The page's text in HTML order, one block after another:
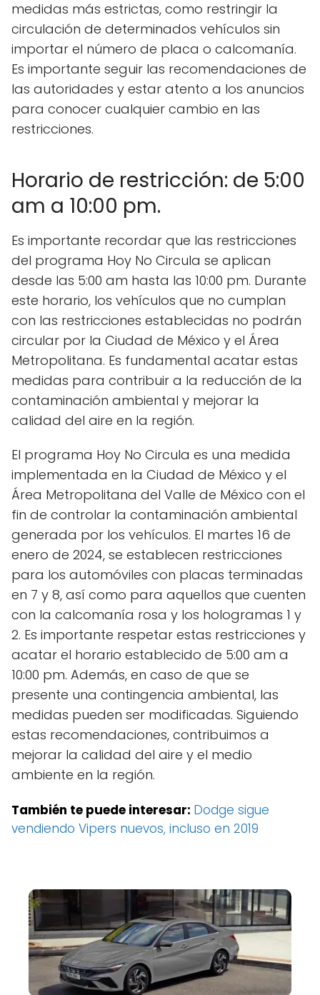
medidas más estrictas, como restringir la
circulación de determinados vehículos sin
importar el número de placa o calcomanía.
Es importante seguir las recomendaciones de
las autoridades y estar atento a los anuncios
para conocer cualquier cambio en las
restricciones.
Horario de restricción: de 5:00
am a 10:00 pm.
Es importante recordar que las restricciones
del programa Hoy No Circula se aplican
desde las 5:00 am hasta las 10:00 pm. Durante
este horario, los vehículos que no cumplan
con las restricciones establecidas no podrán
circular por la Ciudad de México y el Área
Metropolitana. Es fundamental acatar estas
medidas para contribuir a la reducción de la
contaminación ambiental y mejorar la
calidad del aire en la región.
El programa Hoy No Circula es una medida
implementada en la Ciudad de México y el
Área Metropolitana del Valle de México con el
fin de controlar la contaminación ambiental
generada por los vehículos. El martes 16 de
enero de 2024, se establecen restricciones
para los automóviles con placas terminadas
en 7 y 8, así como para aquellos que cuenten
con la calcomanía rosa y los hologramas 1 y
2. Es importante respetar estas restricciones y
acatar el horario establecido de 5:00 am a
10:00 pm. Además, en caso de que se
presente una contingencia ambiental, las
medidas pueden ser modificadas. Siguiendo
estas recomendaciones, contribuimos a
mejorar la calidad del aire y el medio
ambiente en la región.
También te puede interesar: Dodge sigue
vendiendo Vipers nuevos, incluso en 2019